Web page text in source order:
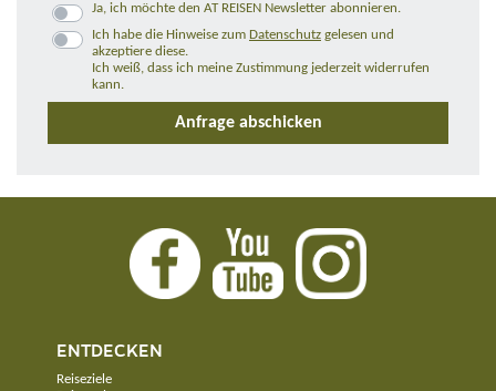
Ja, ich möchte den AT REISEN Newsletter abonnieren.
Ich habe die Hinweise zum Datenschutz gelesen und
akzeptiere diese.
Ich weiß, dass ich meine Zustimmung jederzeit widerrufen
kann.
ENTDECKEN
Reiseziele